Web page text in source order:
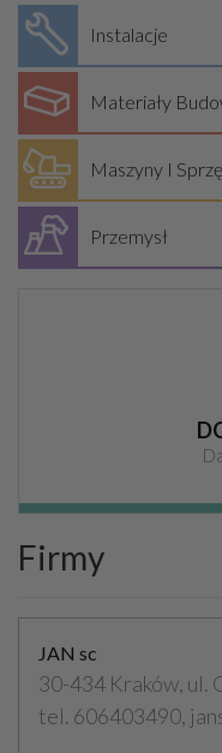
Instalacje
Materiały
Maszyny I
Przemysł
Firmy
JAN sc
30-434 Kraków, ul.
tel. 606403490,